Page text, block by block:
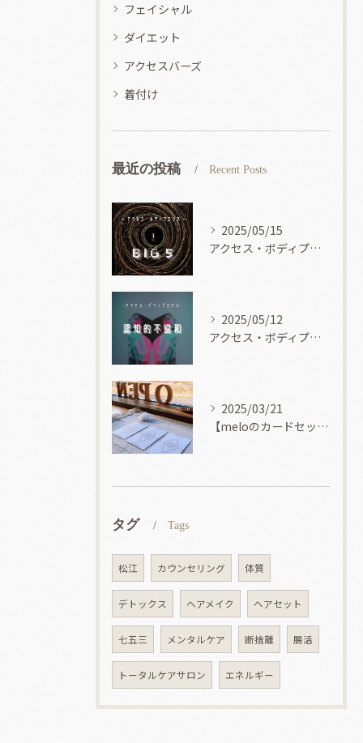
フェイシャル
ダイエット
アクセスバーズ
着付け
最近の投稿 Recent Posts
2025/05/15
アクセス・ボディプロセス
2025/05/12
アクセス・ボディプロセス
2025/03/21
【meloのカードセッション】
タグ Tags
松江 カウンセリング 体質
デトックス ヘアメイク ヘアセット
七五三 メンタルケア 断捨離 腸活
トータルケアサロン エネルギー